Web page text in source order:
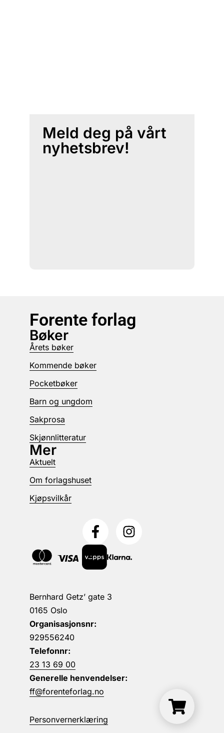
Meld deg på vårt
nyhetsbrev!
Forente forlag
Bernhard Getz’ gate 3
0165 Oslo
Organisasjonsnr:
929556240
Telefonnr:
23 13 69 00
Generelle henvendelser:
ff@forenteforlag.no
Personvernerklæring
Bøker
Årets bøker
Kommende bøker
Pocketbøker
Barn og ungdom
Sakprosa
Skjønnlitteratur
Mer
Aktuelt
Om forlagshuset
Kjøpsvilkår